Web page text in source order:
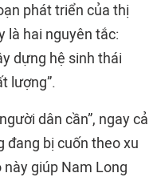
phát triển của thị
là hai nguyên tắc:
dựng hệ sinh thái
lượng”.
dân cần”, ngay cả
đang bị cuốn theo xu
giúp Nam Long